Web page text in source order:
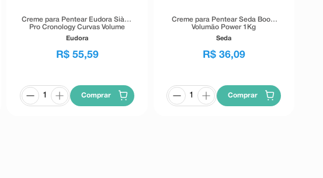
Creme para Pentear Eudora Siàge
Pro Cronology Curvas Volume
300ml
Eudora
R$ 55,59
Comprar
Creme para Pentear Seda Boom
Volumão Power 1Kg
Seda
R$ 36,09
Comprar